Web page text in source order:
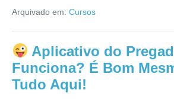
Amanda
Funciona?
ConfiÃ¡vel?
Confira
Tudo
Aqui!
Arquivado em: Cursos
Aplicativo do
Funciona? É Bom
Tudo Aqui!